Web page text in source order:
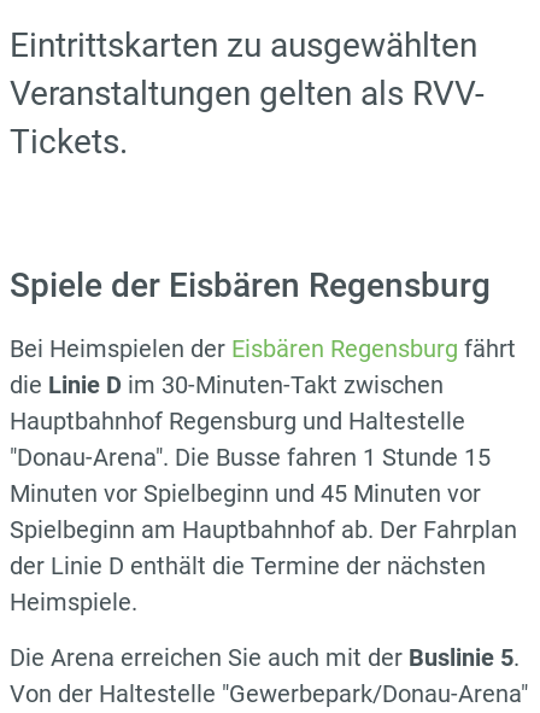
Eintrittskarten zu ausgewählten
Veranstaltungen gelten als RVV-
Tickets.
Spiele der Eisbären Regensburg
Bei Heimspielen der Eisbären Regensburg fährt
die Linie D im 30-Minuten-Takt zwischen
Hauptbahnhof Regensburg und Haltestelle
"Donau-Arena". Die Busse fahren 1 Stunde 15
Minuten vor Spielbeginn und 45 Minuten vor
Spielbeginn am Hauptbahnhof ab. Der Fahrplan
der Linie D enthält die Termine der nächsten
Heimspiele.
Die Arena erreichen Sie auch mit der Buslinie 5.
Von der Haltestelle "Gewerbepark/Donau-Arena"